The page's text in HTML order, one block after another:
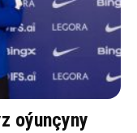
oýunçyny